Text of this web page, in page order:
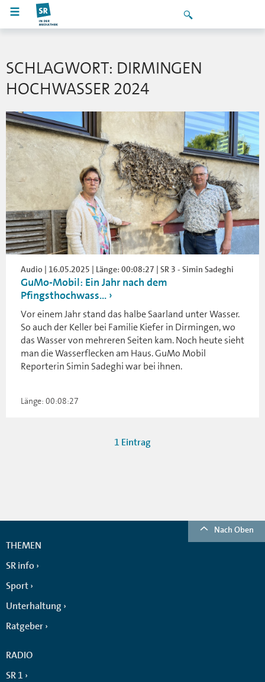
SCHLAGWORT: DIRMINGEN
HOCHWASSER 2024
Audio | 16.05.2025 | Länge: 00:08:27 | SR 3 - Simin Sadeghi
GuMo-Mobil: Ein Jahr nach dem
Pfingsthochwass...
Vor einem Jahr stand das halbe Saarland unter Wasser.
So auch der Keller bei Familie Kiefer in Dirmingen, wo
das Wasser von mehreren Seiten kam. Noch heute sieht
man die Wasserflecken am Haus. GuMo Mobil
Reporterin Simin Sadeghi war bei ihnen.
Länge: 00:08:27
1 Eintrag
Nach Oben
THEMEN
SR info
Sport
Unterhaltung
Ratgeber
RADIO
SR 1